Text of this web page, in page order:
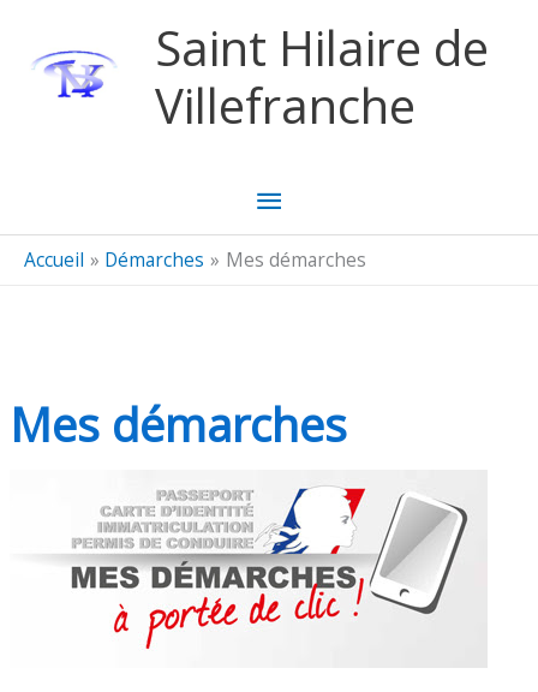
Saint Hilaire de
Villefranche
Menu
principal
Accueil Démarches Mes démarches
Mes démarches